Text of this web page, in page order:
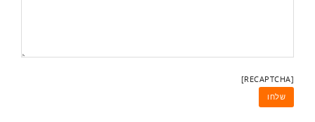
[RECAPTCHA]